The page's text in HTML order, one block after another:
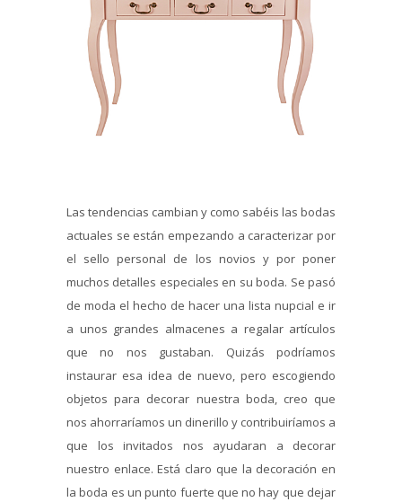
Las tendencias cambian y como sabéis las bodas
actuales se están empezando a caracterizar por
el sello personal de los novios y por poner
muchos detalles especiales en su boda. Se pasó
de moda el hecho de hacer una lista nupcial e ir
a unos grandes almacenes a regalar artículos
que no nos gustaban. Quizás podríamos
instaurar esa idea de nuevo, pero escogiendo
objetos para decorar nuestra boda, creo que
nos ahorraríamos un dinerillo y contribuiríamos a
que los invitados nos ayudaran a decorar
nuestro enlace. Está claro que la decoración en
la boda es un punto fuerte que no hay que dejar